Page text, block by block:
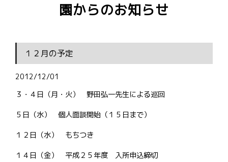
園からのお知らせ
１２月の予定
2012/12/01
３・４日（月・火） 野田弘一先生による巡回
５日（水） 個人面談開始（１５日まで）
１２日（水） もちつき
１４日（金） 平成２５年度 入所申込締切